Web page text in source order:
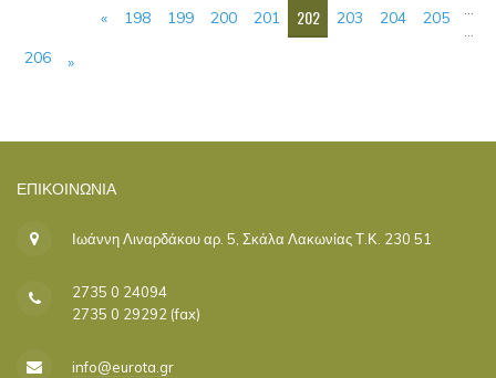
« 198 199 200 201 202 203 204
205
206
»
ΕΠΙΚΟΙΝΩΝΊΑ
Ιωάννη Λιναρδάκου αρ. 5, Σκάλα Λακωνίας Τ.Κ. 230 51
2735 0 24094
2735 0 29292 (fax)
info@eurota.gr